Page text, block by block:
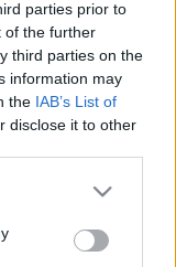
parties prior to
of the further
third parties on the
information may
the IAB’s List of
disclose it to other
or more Google
You may click to
party tags to
al 4-4-2.
al lesionado
de ataque.
no jugar en la
a lesionarse
para Eden
una nueva